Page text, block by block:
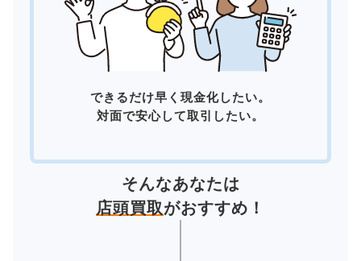
できるだけ早く現金化したい。
対面で安心して取引したい。
そんなあなたは
店頭買取がおすすめ！